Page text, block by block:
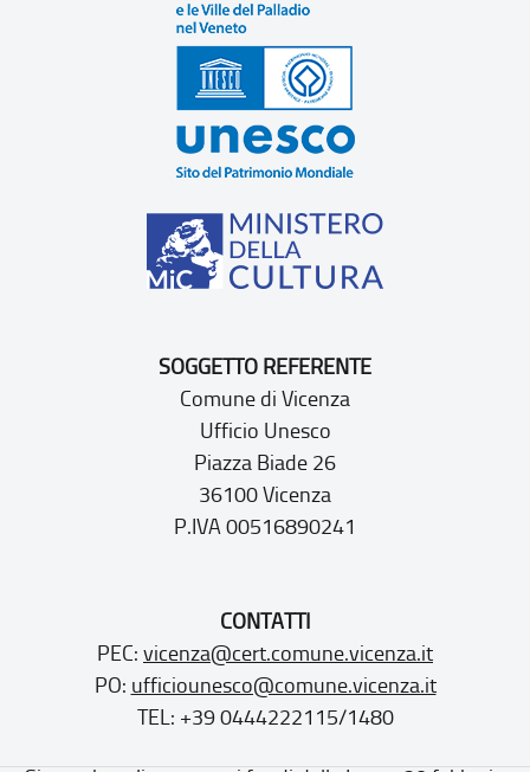
SOGGETTO REFERENTE
Comune di Vicenza
Ufficio Unesco
Piazza Biade 26
36100 Vicenza
P.IVA 00516890241
CONTATTI
PEC: vicenza@cert.comune.vicenza.it
PO: ufficiounesco@comune.vicenza.it
TEL: +39 0444222115/1480